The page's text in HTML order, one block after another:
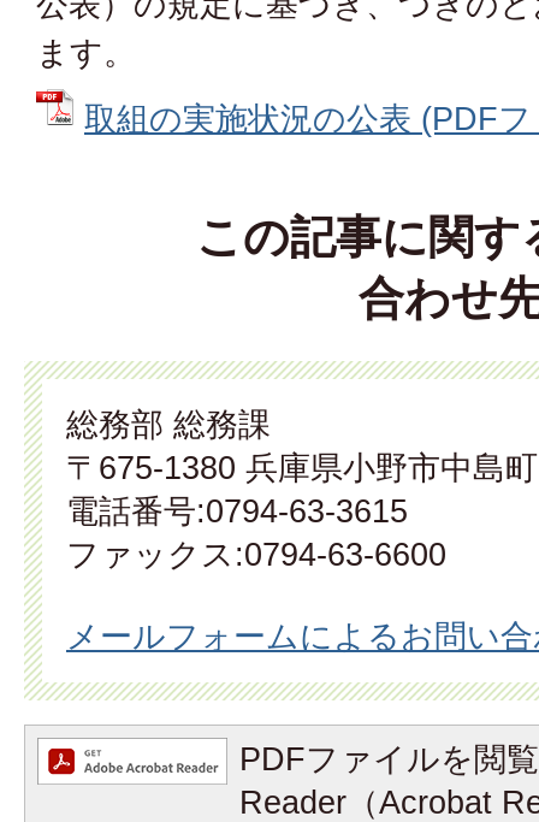
ます。
取組の実施状況の公表 (PDF
この記事に関す
合わせ
総務部 総務課
〒675-1380 兵庫県小野市中島
電話番号:0794-63-3615
ファックス:0794-63-6600
メールフォームによるお問い
PDFファイルを閲
Reader（Acrobat